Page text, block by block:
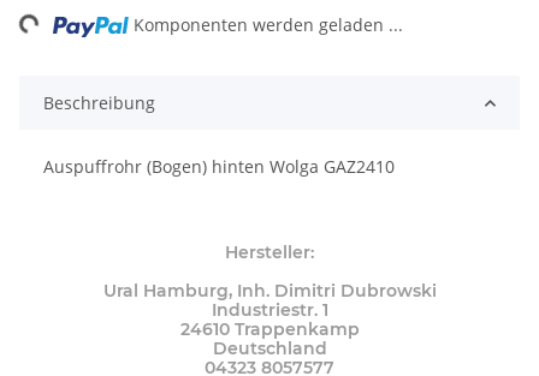
Komponenten werden geladen ...
Beschreibung
Auspuffrohr (Bogen) hinten Wolga GAZ2410
Hersteller:
Ural Hamburg, Inh. Dimitri Dubrowski
Industriestr. 1
24610 Trappenkamp
Deutschland
04323 8057577